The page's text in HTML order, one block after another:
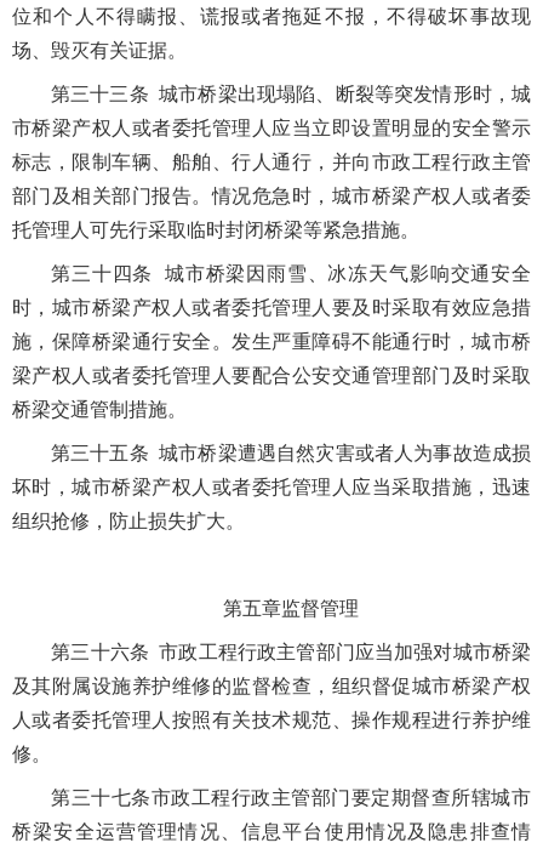
位和个人不得瞒报、谎报或者拖延不报，不得破坏事故现
场、毁灭有关证据。
第三十三条 城市桥梁出现塌陷、断裂等突发情形时，城
市桥梁产权人或者委托管理人应当立即设置明显的安全警示
标志，限制车辆、船舶、行人通行，并向市政工程行政主管
部门及相关部门报告。情况危急时，城市桥梁产权人或者委
托管理人可先行采取临时封闭桥梁等紧急措施。
第三十四条 城市桥梁因雨雪、冰冻天气影响交通安全
时，城市桥梁产权人或者委托管理人要及时采取有效应急措
施，保障桥梁通行安全。发生严重障碍不能通行时，城市桥
梁产权人或者委托管理人要配合公安交通管理部门及时采取
桥梁交通管制措施。
第三十五条 城市桥梁遭遇自然灾害或者人为事故造成损
坏时，城市桥梁产权人或者委托管理人应当采取措施，迅速
组织抢修，防止损失扩大。
第五章监督管理
第三十六条 市政工程行政主管部门应当加强对城市桥梁
及其附属设施养护维修的监督检查，组织督促城市桥梁产权
人或者委托管理人按照有关技术规范、操作规程进行养护维
修。
第三十七条市政工程行政主管部门要定期督查所辖城市
桥梁安全运营管理情况、信息平台使用情况及隐患排查情